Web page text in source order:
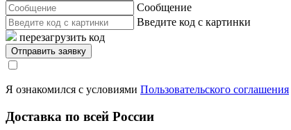
Сообщение
Введите код с картинки
перезагрузить код
Я ознакомился с условиями Пользовательского соглашения
Доставка по всей России